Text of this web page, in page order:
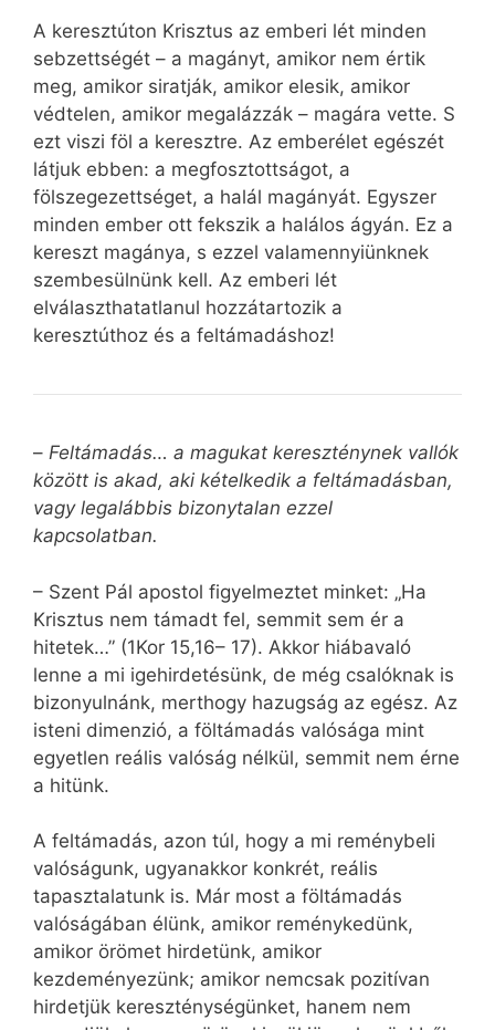
A keresztúton Krisztus az emberi lét minden
sebzettségét – a magányt, amikor nem értik
meg, amikor siratják, amikor elesik, amikor
védtelen, amikor megalázzák – magára vette. S
ezt viszi föl a keresztre. Az emberélet egészét
látjuk ebben: a megfosztottságot, a
fölszegezettséget, a halál magányát. Egyszer
minden ember ott fekszik a halálos ágyán. Ez a
kereszt magánya, s ezzel valamennyiünknek
szembesülnünk kell. Az emberi lét
elválaszthatatlanul hozzátartozik a
keresztúthoz és a feltámadáshoz!
– Feltámadás… a magukat kereszténynek vallók
között is akad, aki kételkedik a feltámadásban,
vagy legalábbis bizonytalan ezzel
kapcsolatban.
– Szent Pál apostol figyelmeztet minket: „Ha
Krisztus nem támadt fel, semmit sem ér a
hitetek…” (1Kor 15,16– 17). Akkor hiábavaló
lenne a mi igehirdetésünk, de még csalóknak is
bizonyulnánk, merthogy hazugság az egész. Az
isteni dimenzió, a föltámadás valósága mint
egyetlen reális valóság nélkül, semmit nem érne
a hitünk.
A feltámadás, azon túl, hogy a mi reménybeli
valóságunk, ugyanakkor konkrét, reális
tapasztalatunk is. Már most a föltámadás
valóságában élünk, amikor reménykedünk,
amikor örömet hirdetünk, amikor
kezdeményezünk; amikor nemcsak pozitívan
hirdetjük kereszténységünket, hanem nem